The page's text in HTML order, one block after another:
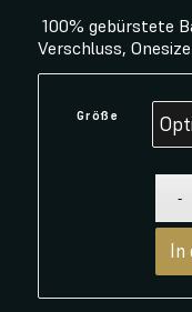
100% gebürstete
Verschluss, Onesize
Größe
In